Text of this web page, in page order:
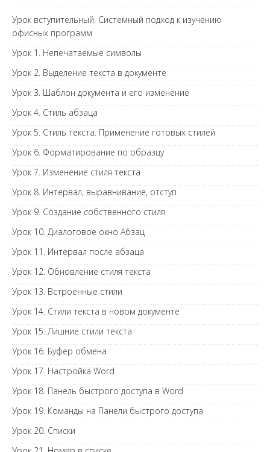
Урок вступительный. Системный подход к изучению
офисных программ
Урок 1. Непечатаемые символы
Урок 2. Выделение текста в документе
Урок 3. Шаблон документа и его изменение
Урок 4. Стиль абзаца
Урок 5. Стиль текста. Применение готовых стилей
Урок 6. Форматирование по образцу
Урок 7. Изменение стиля текста
Урок 8. Интервал, выравнивание, отступ
Урок 9. Создание собственного стиля
Урок 10. Диалоговое окно Абзац
Урок 11. Интервал после абзаца
Урок 12. Обновление стиля текста
Урок 13. Встроенные стили
Урок 14. Стили текста в новом документе
Урок 15. Лишние стили текста
Урок 16. Буфер обмена
Урок 17. Настройка Word
Урок 18. Панель быстрого доступа в Word
Урок 19. Команды на Панели быстрого доступа
Урок 20. Списки